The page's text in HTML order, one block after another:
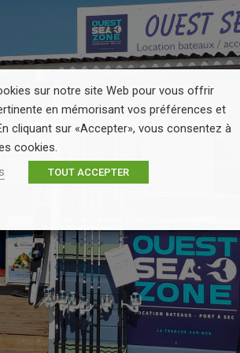
sur notre site Web pour vous offrir
en mémorisant vos préférences et
cliquant sur «Accepter», vous consentez à
cookies.
TOUT ACCEPTER